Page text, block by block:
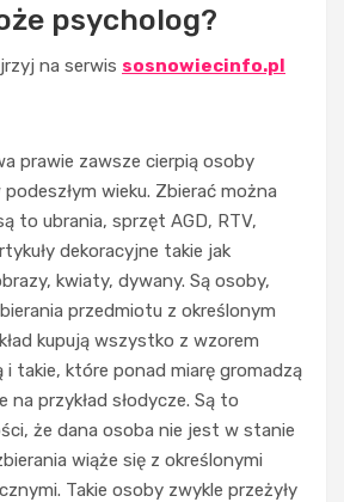
psycholog?
na serwis sosnowiecinfo.pl
prawie zawsze cierpią osoby
wieku. Zbierać można
to ubrania, sprzęt AGD, RTV,
dekoracyjne takie jak
kwiaty, dywany. Są osoby,
przedmiotu z określonym
kupują wszystko z wzorem
i takie, które ponad miarę gromadzą
na przykład słodycze. Są to
że dana osoba nie jest w stanie
wiąże się z określonymi
Takie osoby zwykle przeżyły